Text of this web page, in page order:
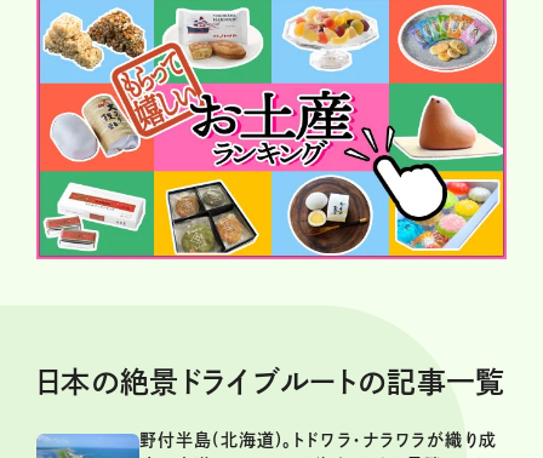
日本の絶景ドライブルートの記事一覧
野付半島(北海道)。トドワラ・ナラワラが織り成